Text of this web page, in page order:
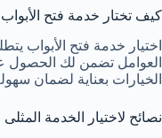
كيف تختار خدمة فتح الأبواب
اختيار خدمة فتح الأبواب
العوامل تضمن لك الحصول
الخيارات بعناية لضمان
نصائح لاختيار الخدمة المثلى